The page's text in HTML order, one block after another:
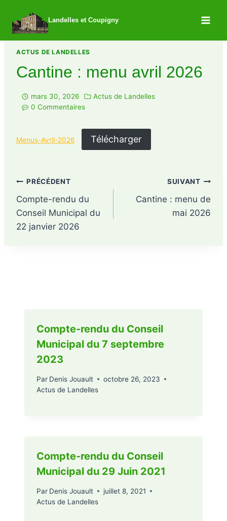
Landelles et Coupigny
/ Actus de Landelles
ACTUS DE LANDELLES
Cantine : menu avril 2026
mars 30, 2026
Actus de Landelles
0 Commentaires
Menus-Avril-2026 Télécharger
PRÉCÉDENT
Compte-rendu du
Conseil Municipal du
22 janvier 2026
SUIVANT
Cantine : menu de
mai 2026
Compte-rendu du Conseil
Municipal du 7 septembre
2023
Par Denis Jouault
octobre 26, 2023
Actus de Landelles
Compte-rendu du Conseil
Municipal du 29 Juin 2021
Par Denis Jouault
juillet 8, 2021
Actus de Landelles